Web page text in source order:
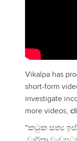
Vikalpa has
short-form
investigate
more videos,
"කටුක සත්‍ය